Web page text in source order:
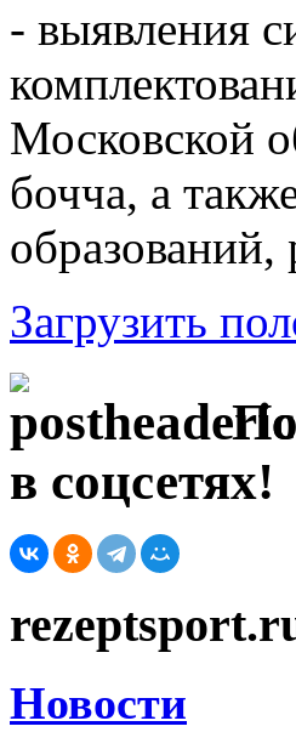
- выявления
Московской
бочча, а
Загрузить
в соцсетях!
Новости